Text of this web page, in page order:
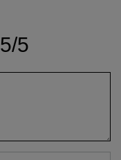
5/5